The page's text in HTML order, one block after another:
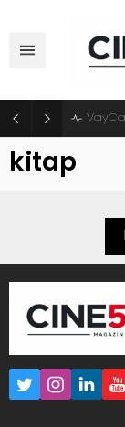
kitap